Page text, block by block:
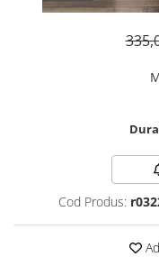
Cod Produs: